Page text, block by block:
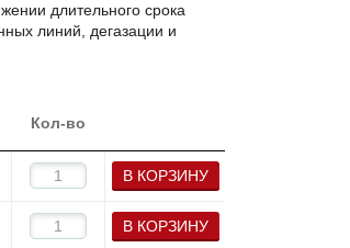
длительного срока
линий, дегазации и
Кол-во
В КОРЗИНУ
В КОРЗИНУ